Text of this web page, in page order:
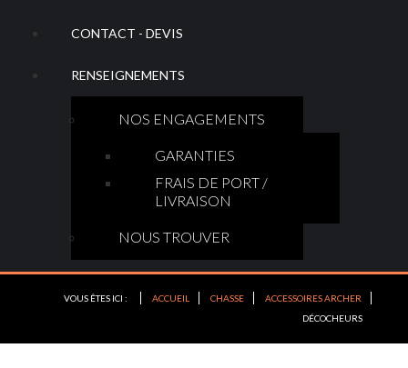
CONTACT - DEVIS
RENSEIGNEMENTS
NOS ENGAGEMENTS
GARANTIES
FRAIS DE PORT /
LIVRAISON
NOUS TROUVER
VOUS ÊTES ICI : ACCUEIL CHASSE
ACCESSOIRES ARCHER
DÉCOCHEURS